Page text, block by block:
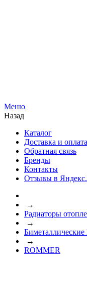
Меню
Назад
Каталог
Доставка и оплата
Обратная связь
Бренды
Контакты
Отзывы в
→
Радиаторы
→
→
ROMMER